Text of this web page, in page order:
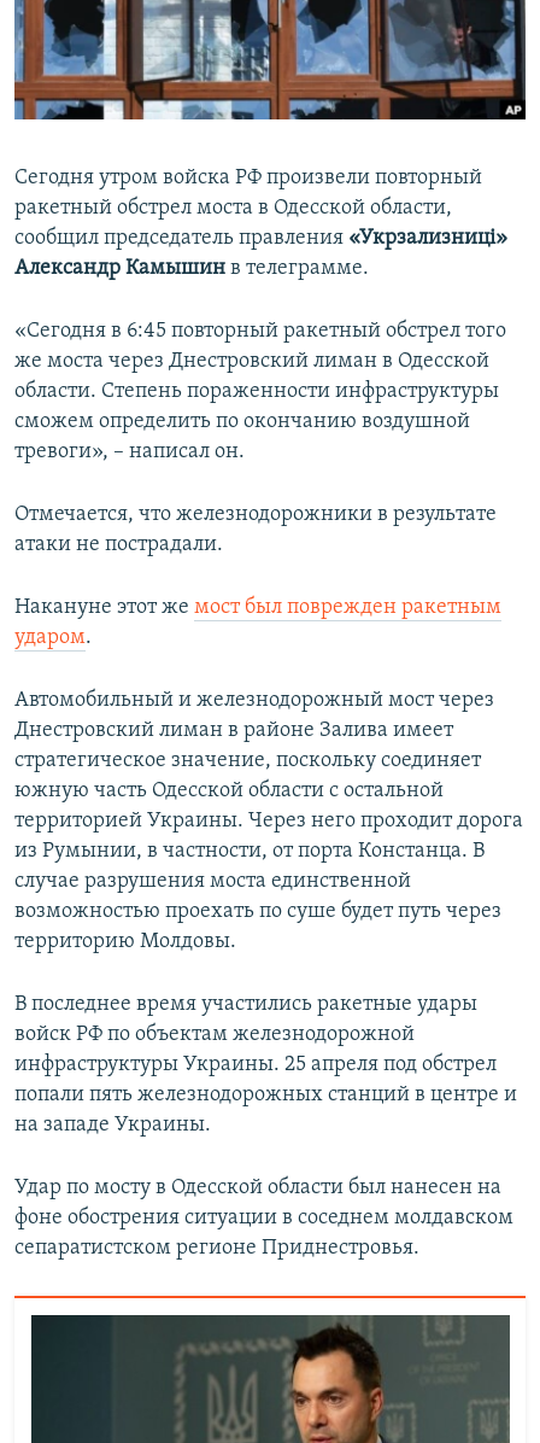
ПОБЕДИТЕЛЕЙ НЕ СУДЯТ?
КРЫМ.НЕПОКОРЕННЫЙ
ELIFBE
ПРИСОЕДИНЯЙТЕСЬ!
Все сайты RFE/RL
Сегодня утром войска РФ произвели повторный
ракетный обстрел моста в Одесской области,
сообщил председатель правления «Укрзализниці»
Александр Камышин в телеграмме.
«Сегодня в 6:45 повторный ракетный обстрел того
же моста через Днестровский лиман в Одесской
области. Степень пораженности инфраструктуры
сможем определить по окончанию воздушной
тревоги», – написал он.
Отмечается, что железнодорожники в результате
атаки не пострадали.
Накануне этот же мост был поврежден ракетным
ударом.
Автомобильный и железнодорожный мост через
Днестровский лиман в районе Залива имеет
стратегическое значение, поскольку соединяет
южную часть Одесской области с остальной
территорией Украины. Через него проходит дорога
из Румынии, в частности, от порта Констанца. В
случае разрушения моста единственной
возможностью проехать по суше будет путь через
территорию Молдовы.
В последнее время участились ракетные удары
войск РФ по объектам железнодорожной
инфраструктуры Украины. 25 апреля под обстрел
попали пять железнодорожных станций в центре и
на западе Украины.
Удар по мосту в Одесской области был нанесен на
фоне обострения ситуации в соседнем молдавском
сепаратистском регионе Приднестровья.